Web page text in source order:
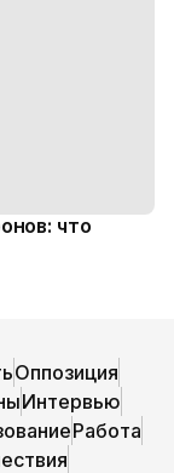
что
Оппозиция
Интервью
Работа